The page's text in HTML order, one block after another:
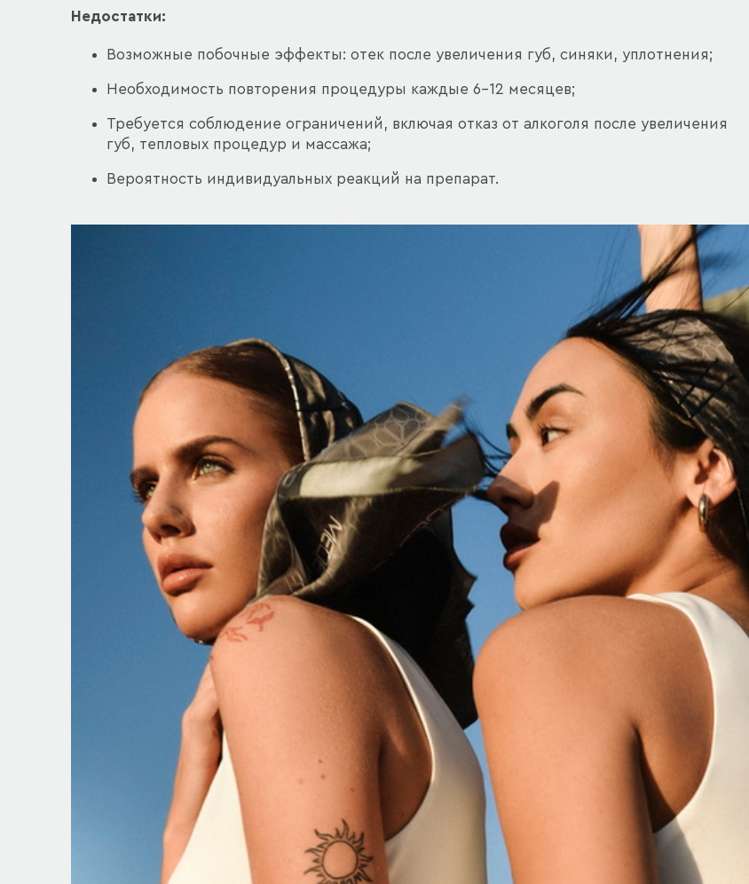
Недостатки:
Возможные побочные эффекты: отек после увеличения губ, синяки, уплотнения;
Необходимость повторения процедуры каждые 6–12 месяцев;
Требуется соблюдение ограничений, включая отказ от алкоголя после увеличения
губ, тепловых процедур и массажа;
Вероятность индивидуальных реакций на препарат.